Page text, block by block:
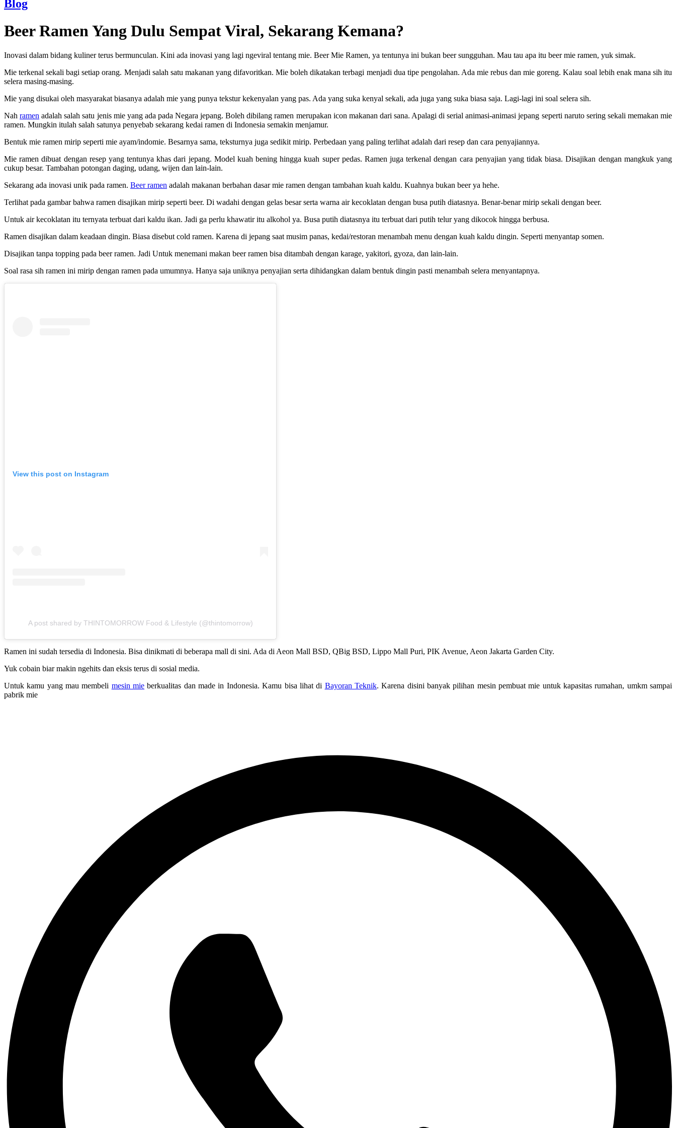
Blog
Beer Ramen Yang Dulu Sempat Viral, Sekarang Kemana?
Inovasi dalam bidang kuliner terus bermunculan. Kini ada inovasi yang lagi ngeviral tentang mie. Beer Mie Ramen, ya tentunya ini bukan beer sungguhan. Mau tau apa itu beer mie ramen, yuk simak.
Mie terkenal sekali bagi setiap orang. Menjadi salah satu makanan yang difavoritkan. Mie boleh dikatakan terbagi menjadi dua tipe pengolahan. Ada mie rebus dan mie goreng. Kalau soal lebih enak mana sih itu
selera masing-masing.
Mie yang disukai oleh masyarakat biasanya adalah mie yang punya tekstur kekenyalan yang pas. Ada yang suka kenyal sekali, ada juga yang suka biasa saja. Lagi-lagi ini soal selera sih.
Nahramen adalah salah satu jenis mie yang ada pada Negara jepang. Boleh dibilang ramen merupakan icon makanan dari sana. Apalagi di serial animasi-animasi jepang seperti naruto sering sekali memakan mie
ramen. Mungkin itulah salah satunya penyebab sekarang kedai ramen di Indonesia semakin menjamur.
Bentuk mie ramen mirip seperti mie ayam/indomie. Besarnya sama, teksturnya juga sedikit mirip. Perbedaan yang paling terlihat adalah dari resep dan cara penyajiannya.
Mie ramen dibuat dengan resep yang tentunya khas dari jepang. Model kuah bening hingga kuah super pedas. Ramen juga terkenal dengan cara penyajian yang tidak biasa. Disajikan dengan mangkuk yang
cukup besar. Tambahan potongan daging, udang, wijen dan lain-lain.
Sekarang ada inovasi unik pada ramen. Beer ramen adalah makanan berbahan dasar mie ramen dengan tambahan kuah kaldu. Kuahnya bukan beer ya hehe.
Terlihat pada gambar bahwa ramen disajikan mirip seperti beer. Di wadahi dengan gelas besar serta warna air kecoklatan dengan busa putih diatasnya. Benar-benar mirip sekali dengan beer.
Untuk air kecoklatan itu ternyata terbuat dari kaldu ikan. Jadi ga perlu khawatir itu alkohol ya. Busa putih diatasnya itu terbuat dari putih telur yang dikocok hingga berbusa.
Ramen disajikan dalam keadaan dingin. Biasa disebut cold ramen. Karena di jepang saat musim panas, kedai/restoran menambah menu dengan kuah kaldu dingin. Seperti menyantap somen.
Disajikan tanpa topping pada beer ramen. Jadi Untuk menemani makan beer ramen bisa ditambah dengan karage, yakitori, gyoza, dan lain-lain.
Soal rasa sih ramen ini mirip dengan ramen pada umumnya. Hanya saja uniknya penyajian serta dihidangkan dalam bentuk dingin pasti menambah selera menyantapnya.
View this post on Instagram
A post shared by THINTOMORROW Food & Lifestyle (@thintomorrow)
Ramen ini sudah tersedia di Indonesia. Bisa dinikmati di beberapa mall di sini. Ada di Aeon Mall BSD, QBig BSD, Lippo Mall Puri, PIK Avenue, Aeon Jakarta Garden City.
Yuk cobain biar makin ngehits dan eksis terus di sosial media.
Untuk kamu yang mau membeli mesin mie berkualitas dan made in Indonesia. Kamu bisa lihat di Bayoran Teknik. Karena disini banyak pilihan mesin pembuat mie untuk kapasitas rumahan, umkm sampai
pabrik mie